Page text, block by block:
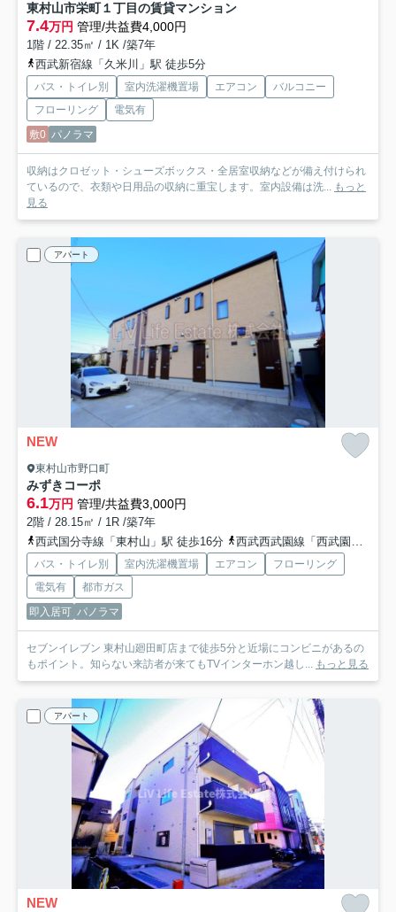
東村山市栄町１丁目の賃貸マンション
7.4万円 管理/共益費4,000円
1階 / 22.35㎡ / 1K /築7年
西武新宿線「久米川」駅 徒歩5分
バス・トイレ別 室内洗濯機置場 エアコン
バルコニー
フローリング
電気有
敷0 パノラマ
収納はクロゼット・シューズボックス・全居室収納などが備え付けられ
ているので、衣類や日用品の収納に重宝します。室内設備は洗... もっと
見る
アパート
NEW
東村山市野口町
みずきコーポ
6.1万円 管理/共益費3,000円
2階 / 28.15㎡ / 1R /築7年
西武国分寺線「東村山」駅 徒歩16分
西武西武園線「西武園」駅 徒歩16分
バス・トイレ別 室内洗濯機置場 エアコン
フローリング
電気有
都市ガス
即入居可 パノラマ
セブンイレブン 東村山廻田町店まで徒歩5分と近場にコンビニがあるの
もポイント。知らない来訪者が来てもTVインターホン越し... もっと見る
アパート
NEW